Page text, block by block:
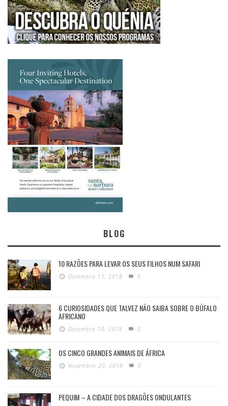
BLOG
10 RAZÕES PARA LEVAR OS SEUS FILHOS NUM SAFARI
Dezembro 17, 2018 0
6 CURIOSIDADES QUE TALVEZ NÃO SAIBA SOBRE O BÚFALO
AFRICANO
Dezembro 10, 2018 0
OS CINCO GRANDES ANIMAIS DE ÁFRICA
Novembro 20, 2018 0
PEQUIM – A CIDADE DOS DRAGÕES ONDULANTES